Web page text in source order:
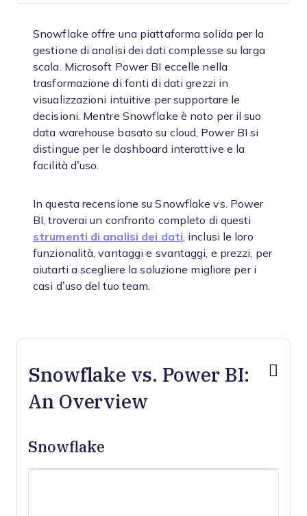
Snowflake offre una piattaforma solida per la
gestione di analisi dei dati complesse su larga
scala. Microsoft Power BI eccelle nella
trasformazione di fonti di dati grezzi in
visualizzazioni intuitive per supportare le
decisioni. Mentre Snowflake è noto per il suo
data warehouse basato su cloud, Power BI si
distingue per le dashboard interattive e la
facilità d’uso.
In questa recensione su Snowflake vs. Power
BI, troverai un confronto completo di questi
strumenti di analisi dei dati , inclusi le loro
funzionalità, vantaggi e svantaggi, e prezzi, per
aiutarti a scegliere la soluzione migliore per i
casi d’uso del tuo team.
Snowflake vs. Power BI:
An Overview
Snowflake